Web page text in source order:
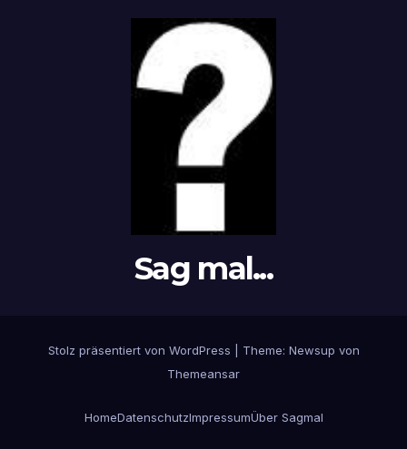
Sag mal...
Stolz präsentiert von WordPress
Theme: Newsup von
Themeansar
HomeDatenschutzImpressumÜber Sagmal